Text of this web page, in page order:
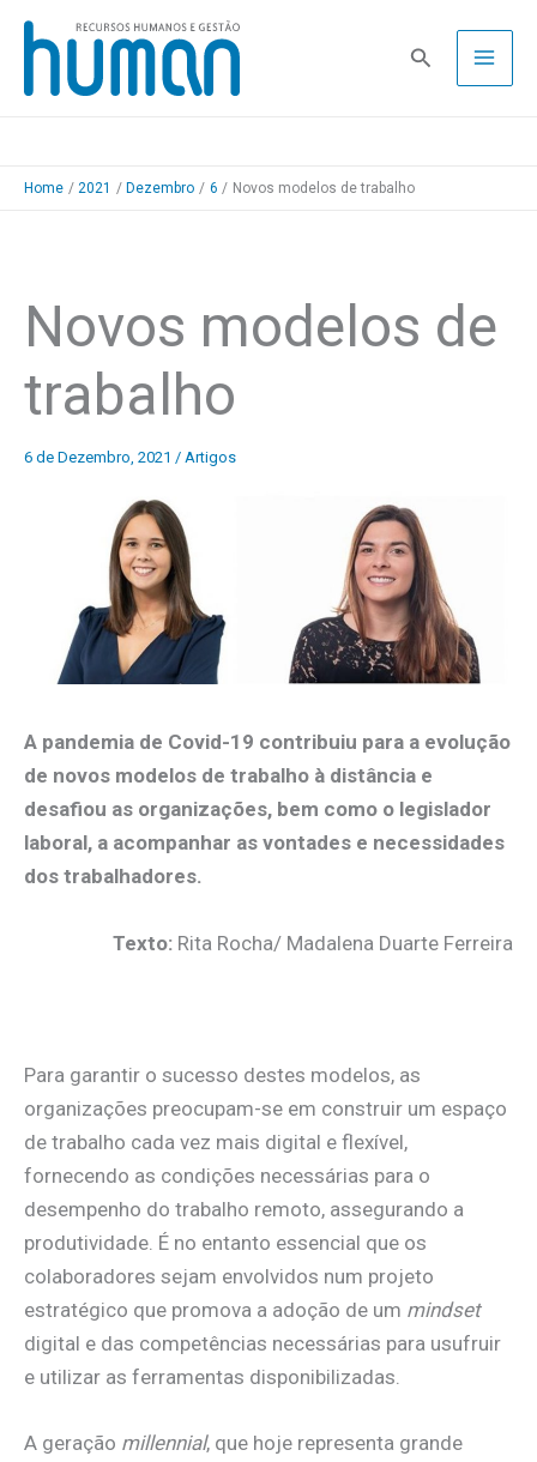
Skip
content
Pesquisa
Home 2021 Dezembro 6 Novos modelos de trabalho
Novos modelos de
trabalho
6 de Dezembro, 2021 / Artigos
A pandemia de Covid-19 contribuiu para a evolução
de novos modelos de trabalho à distância e
desafiou as organizações, bem como o legislador
laboral, a acompanhar as vontades e necessidades
dos trabalhadores.
Texto: Rita Rocha/ Madalena Duarte Ferreira
Para garantir o sucesso destes modelos, as
organizações preocupam-se em construir um espaço
de trabalho cada vez mais digital e flexível,
fornecendo as condições necessárias para o
desempenho do trabalho remoto, assegurando a
produtividade. É no entanto essencial que os
colaboradores sejam envolvidos num projeto
estratégico que promova a adoção de um mindset
digital e das competências necessárias para usufruir
e utilizar as ferramentas disponibilizadas.
A geração millennial, que hoje representa grande